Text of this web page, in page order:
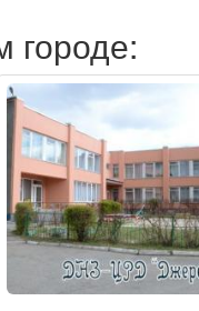
городе: